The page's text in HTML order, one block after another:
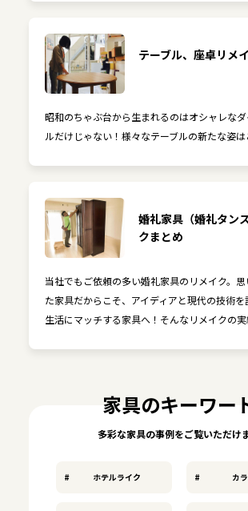
テーブル、座卓リメ
昭和のちゃぶ台から生まれるのはオシャレな
ルだけじゃない！様々なテーブルの新たな姿は
婚礼家具（婚礼タン
クまとめ
当社でもご依頼の多い婚礼家具のリメイク。
た家具だからこそ、アイディアと現代の技術を
生活にマッチする家具へ！そんなリメイクの
家具のキーワー
多彩な家具の事例をご覧いただけ
ホテルライク カ